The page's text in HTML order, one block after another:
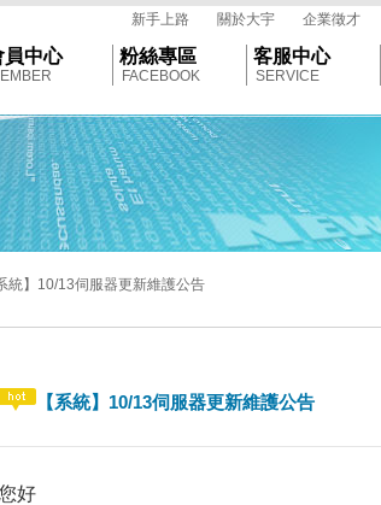
新手上路 關於大宇 企業徵才
員中心 粉絲專區
FACEBOOK
客服中心
SERVICE
統】10/13伺服器更新維護公告
【系統】10/13伺服器更新維護公告
好